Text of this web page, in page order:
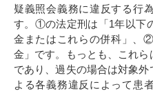
疑義照会義務に違反する行
す。①の法定刑は「1年以下
金またはこれらの併科」、
金」です。もっとも、これ
であり、過失の場合は対象
よる各義務違反によって患